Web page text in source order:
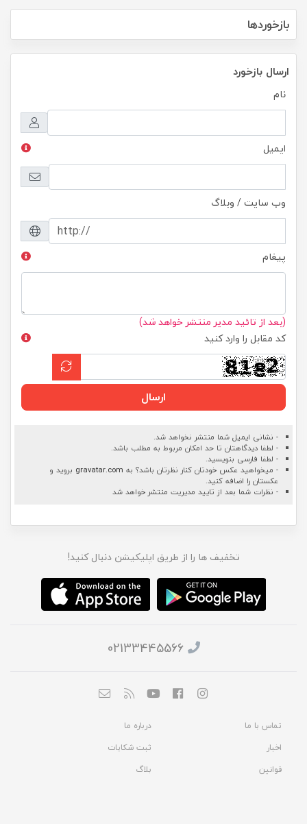
بازخوردها
ارسال بازخورد
نام
ایمیل
وب سایت / وبلاگ
پیغام
(بعد از تائید مدیر منتشر خواهد شد)
کد مقابل را وارد کنید
ارسال
- نشانی ایمیل شما منتشر نخواهد شد.
- لطفا دیدگاهتان تا حد امکان مربوط به مطلب باشد.
- لطفا فارسی بنویسید.
- میخواهید عکس خودتان کنار نظرتان باشد؟ به gravatar.com بروید و
عکستان را اضافه کنید.
- نظرات شما بعد از تایید مدیریت منتشر خواهد شد
تخفیف ها را از طریق اپلیکیشن دنبال کنید!
02133445566
تماس با ما
درباره ما
اخبار
ثبت شکایات
قوانین
بلاگ